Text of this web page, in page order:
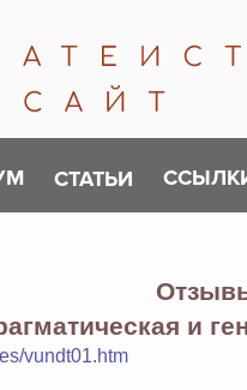
СТАТЬИ
и
vundt01.htm